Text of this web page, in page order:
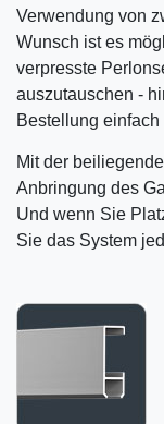
Verwendung von
Wunsch ist es
verpresste
auszutauschen -
Bestellung
Mit der
Anbringung des
Und wenn Sie
Sie das System